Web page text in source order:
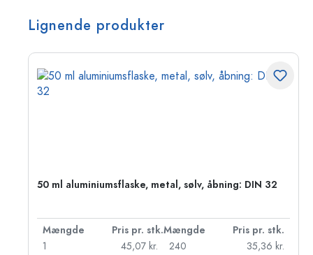
Lignende produkter
50 ml aluminiumsflaske, metal, sølv, åbning: DIN 32
Mængde Pris pr. stk.Mængde
Pris pr. stk.
1
45,07 kr.
240
35,36 kr.